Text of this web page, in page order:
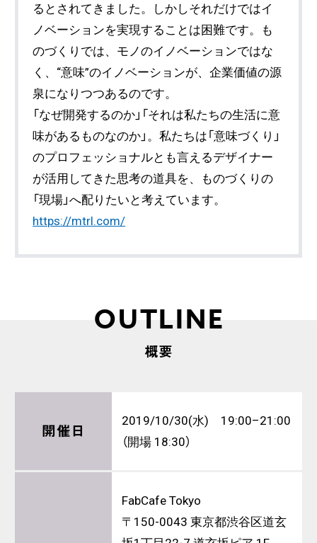
るとされてきました。しかしそれだけではイ
ノベーションを実現することは困難です。も
のづくりでは、モノのイノベーションではな
く、“意味”のイノベーションが、企業価値の源
泉になりつつあるのです。
「なぜ開発するのか」「それは私たちの生活に意
味があるものなのか」。私たちは「意味づくり」
のプロフェッショナルとも言えるデザイナー
が活用してきた思考の道具を、ものづくりの
「現場」へ配りたいと考えています。
https://mtrl.com/
OUTLINE
概要
開催日
2019/10/30(水) 19:00–21:00
（開場 18:30）
FabCafe Tokyo
〒150-0043 東京都渋谷区道玄